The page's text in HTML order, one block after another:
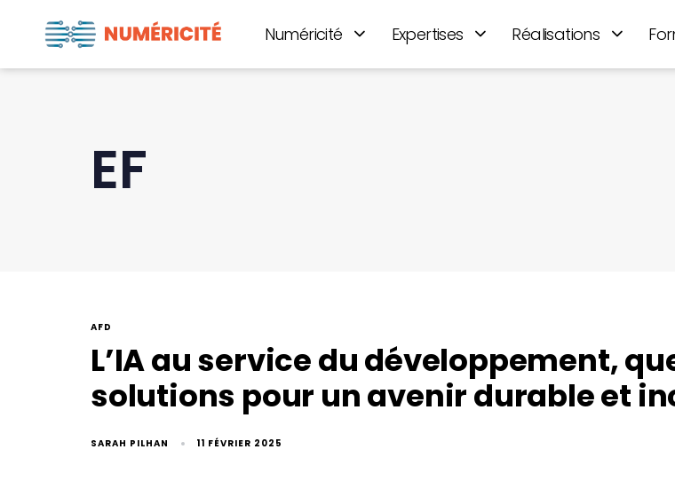
Numéricité Expertises Réalisations
EF
AFD
L’IA au service du développement,
solutions pour un avenir durable et
SARAH PILHAN 11 FÉVRIER 2025